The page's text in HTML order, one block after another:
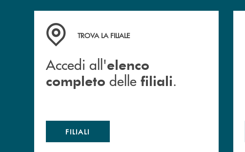
Accedi all' elenco completo delle filiali .
TROVA LA FILIALE
Accedi all'elenco
completo delle filiali.
FILIALI